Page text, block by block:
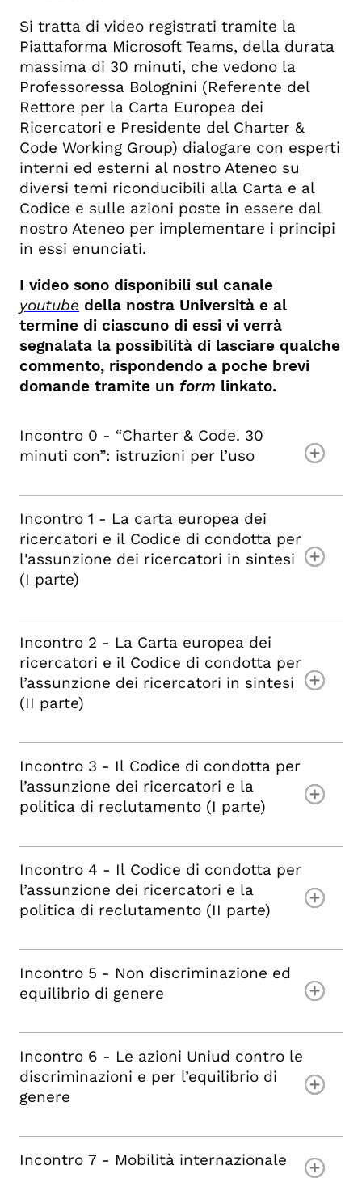
Si tratta di video registrati tramite la
Piattaforma Microsoft Teams, della durata
massima di 30 minuti, che vedono la
Professoressa Bolognini (Referente del
Rettore per la Carta Europea dei
Ricercatori e Presidente del Charter &
Code Working Group) dialogare con esperti
interni ed esterni al nostro Ateneo su
diversi temi riconducibili alla Carta e al
Codice e sulle azioni poste in essere dal
nostro Ateneo per implementare i principi
in essi enunciati.
I video sono disponibili sul canale
youtube della nostra Università e al
termine di ciascuno di essi vi verrà
segnalata la possibilità di lasciare qualche
commento, rispondendo a poche brevi
domande tramite un form linkato.
Incontro 0 - “Charter & Code. 30
minuti con”: istruzioni per l’uso
Incontro 1 - La carta europea dei
ricercatori e il Codice di condotta per
l'assunzione dei ricercatori in sintesi
(I parte)
Incontro 2 - La Carta europea dei
ricercatori e il Codice di condotta per
l’assunzione dei ricercatori in sintesi
(II parte)
Incontro 3 - Il Codice di condotta per
l’assunzione dei ricercatori e la
politica di reclutamento (I parte)
Incontro 4 - Il Codice di condotta per
l’assunzione dei ricercatori e la
politica di reclutamento (II parte)
Incontro 5 - Non discriminazione ed
equilibrio di genere
Incontro 6 - Le azioni Uniud contro le
discriminazioni e per l’equilibrio di
genere
Incontro 7 - Mobilità internazionale